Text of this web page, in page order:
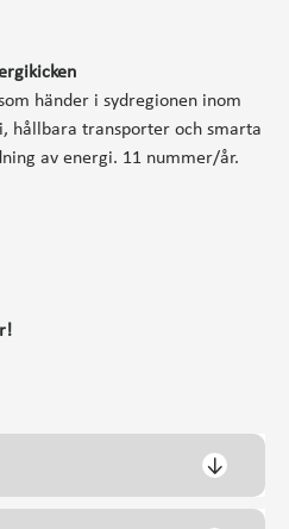
händer i sydregionen inom
hållbara transporter och smarta
av energi. 11 nummer/år.